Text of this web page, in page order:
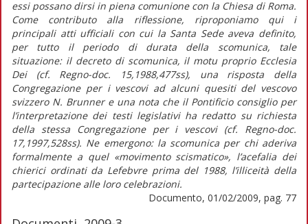
essi possano dirsi in piena comunione con la Chiesa di Roma.
Come contributo alla riflessione, riproponiamo qui i
principali atti ufficiali con cui la Santa Sede aveva definito,
per tutto il periodo di durata della scomunica, tale
situazione: il decreto di scomunica, il motu proprio Ecclesia
Dei (cf. Regno-doc. 15,1988,477ss), una risposta della
Congregazione per i vescovi ad alcuni quesiti del vescovo
svizzero N. Brunner e una nota che il Pontificio consiglio per
l’interpretazione dei testi legislativi ha redatto su richiesta
della stessa Congregazione per i vescovi (cf. Regno-doc.
17,1997,528ss). Ne emergono: la scomunica per chi aderiva
formalmente a quel «movimento scismatico», l’acefalia dei
chierici ordinati da Lefebvre prima del 1988, l’illiceità della
partecipazione alle loro celebrazioni.
Documento, 01/02/2009, pag. 77